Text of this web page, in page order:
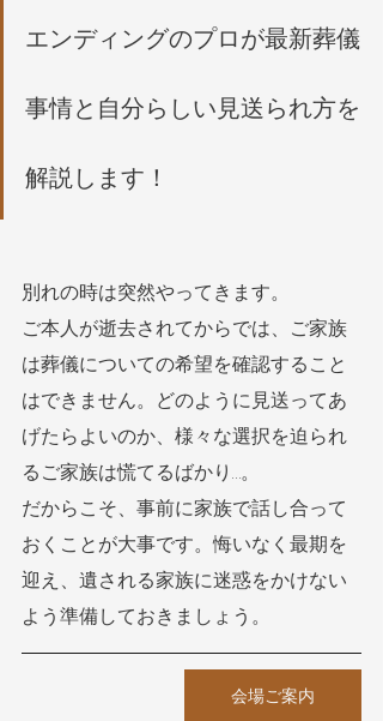
エンディングのプロが最新葬儀
事情と自分らしい見送られ方を
解説します！
別れの時は突然やってきます。
ご本人が逝去されてからでは、ご家族
は葬儀についての希望を確認すること
はできません。どのように見送ってあ
げたらよいのか、様々な選択を迫られ
るご家族は慌てるばかり…。
だからこそ、事前に家族で話し合って
おくことが大事です。悔いなく最期を
迎え、遺される家族に迷惑をかけない
よう準備しておきましょう。
会場ご案内